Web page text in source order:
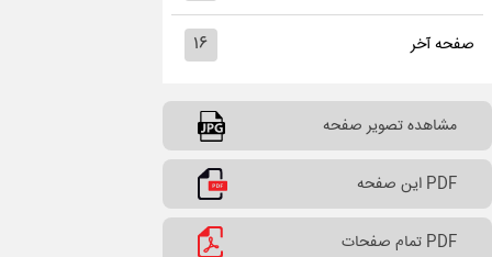
صفحه آخر ۱۶
مشاهده تصویر صفحه
PDF این صفحه
PDF تمام صفحات